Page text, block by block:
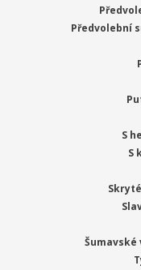
Předvolební
S
S
Šumavské